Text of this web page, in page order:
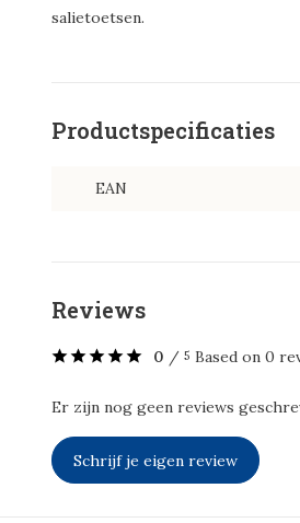
salietoetsen.
Productspecificaties
EAN
Reviews
0 / 5 Based on 0
Er zijn nog geen reviews
Schrijf je eigen review